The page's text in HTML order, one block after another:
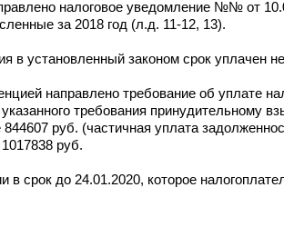
налоговое уведомление №№ от
за 2018 год (л.д. 11-12, 13).
в установленный законом срок уплачен
направлено требование об уплате
требования принудительному
руб. (частичная уплата
руб.
срок до 24.01.2020, которое